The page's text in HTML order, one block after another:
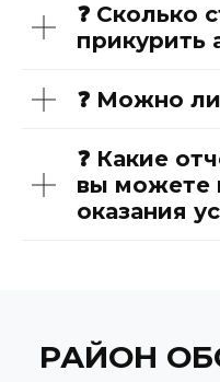
❓ Сколько
прикурить
❓ Можно
❓ Какие
вы можете
оказания
РАЙОН